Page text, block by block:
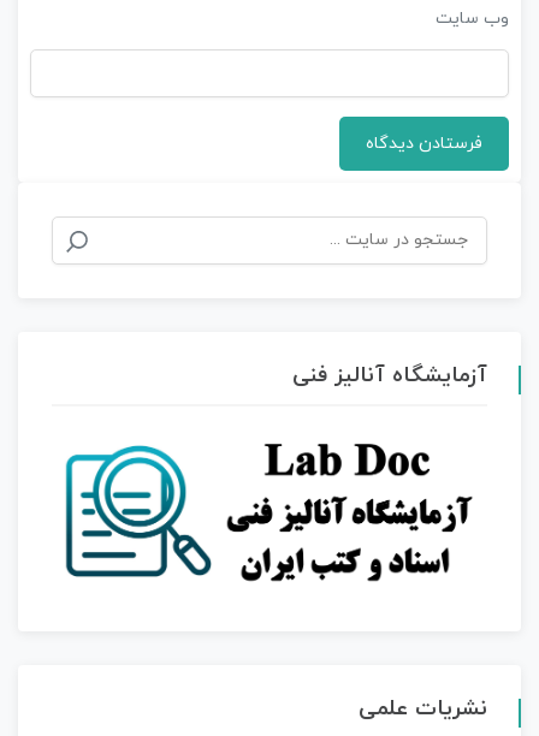
وب‌ سایت
جستجو
برای:
آزمایشگاه آنالیز فنی
نشریات علمی